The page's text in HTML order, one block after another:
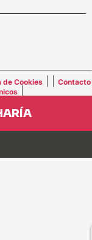
de Cookies Contacto
|